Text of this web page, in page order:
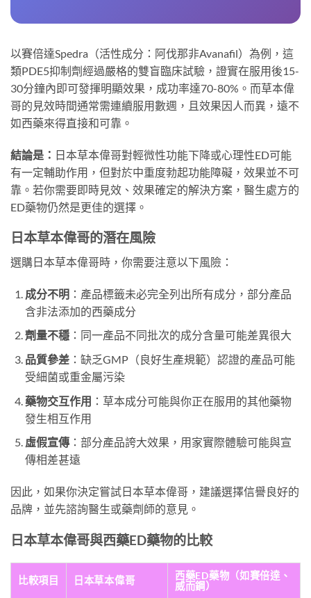
以賽倍達Spedra（活性成分：阿伐那非Avanafil）為例，這
類PDE5抑制劑經過嚴格的雙盲臨床試驗，證實在服用後15-
30分鐘內即可發揮明顯效果，成功率達70-80%。而草本偉
哥的見效時間通常需連續服用數週，且效果因人而異，遠不
如西藥來得直接和可靠。
結論是： 日本草本偉哥對輕微性功能下降或心理性ED可能
有一定輔助作用，但對於中重度勃起功能障礙，效果並不可
靠。若你需要即時見效、效果確定的解決方案，醫生處方的
ED藥物仍然是更佳的選擇。
日本草本偉哥的潛在風險
選購日本草本偉哥時，你需要注意以下風險：
成分不明：產品標籤未必完全列出所有成分，部分產品
含非法添加的西藥成分
劑量不穩：同一產品不同批次的成分含量可能差異很大
品質參差：缺乏GMP（良好生產規範）認證的產品可能
受細菌或重金屬污染
藥物交互作用 ：草本成分可能與你正在服用的其他藥物
發生相互作用
虛假宣傳：部分產品誇大效果，用家實際體驗可能與宣
傳相差甚遠
因此，如果你決定嘗試日本草本偉哥，建議選擇信譽良好的
品牌，並先諮詢醫生或藥劑師的意見。
日本草本偉哥與西藥ED藥物的比較
比較項目 日本草本偉哥
西藥ED藥物（如賽倍達、
威而鋼）